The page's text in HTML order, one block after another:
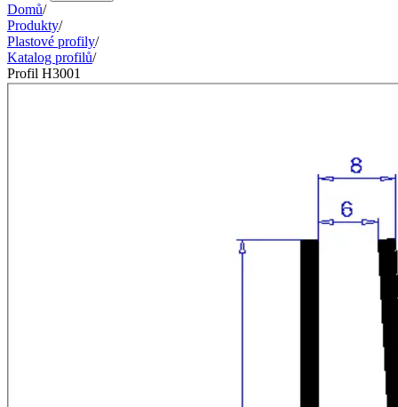
Domů/
Produkty/
Plastové profily/
Katalog profilů/
Profil H3001